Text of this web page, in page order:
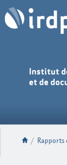
/ Rapports